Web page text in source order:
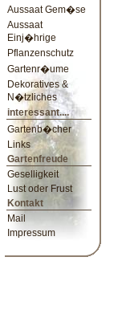
Aussaat Gem�se
Aussaat
Einj�hrige
Pflanzenschutz
Gartenr�ume
Dekoratives &
N�tzliches
interessant....
Gartenb�cher
Links
Gartenfreude
Geselligkeit
Lust oder Frust
Kontakt
Mail
Impressum